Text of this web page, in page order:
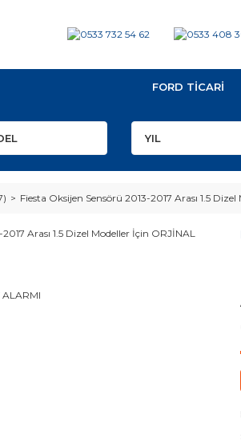
FORD TİCARİ
Fiesta Oksijen Sensörü 2013-2017 Arası 1.5
ALARMI